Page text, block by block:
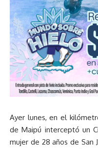
Ayer lunes, en el
de Maipú interceptó un
mujer de 28 años de San